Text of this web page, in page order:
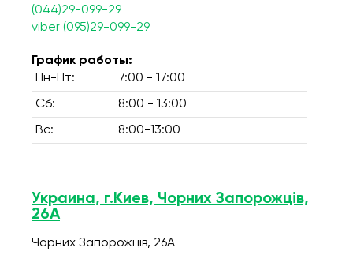
(044)29-099-29
viber (095)29-099-29
График работы:
Пн-Пт:
7:00 - 17:00
Сб: 8:00 - 13:00
Вс: 8:00-13:00
Украина, г.Киев, Чорних Запорожців,
26А
Чорних Запорожців, 26А